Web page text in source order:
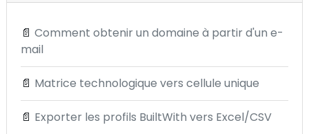
📄 Comment obtenir un domaine à partir d'un e-
mail
📄 Matrice technologique vers cellule unique
📄 Exporter les profils BuiltWith vers Excel/CSV